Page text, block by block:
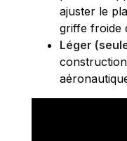
ajuster le
griffe froide
Léger